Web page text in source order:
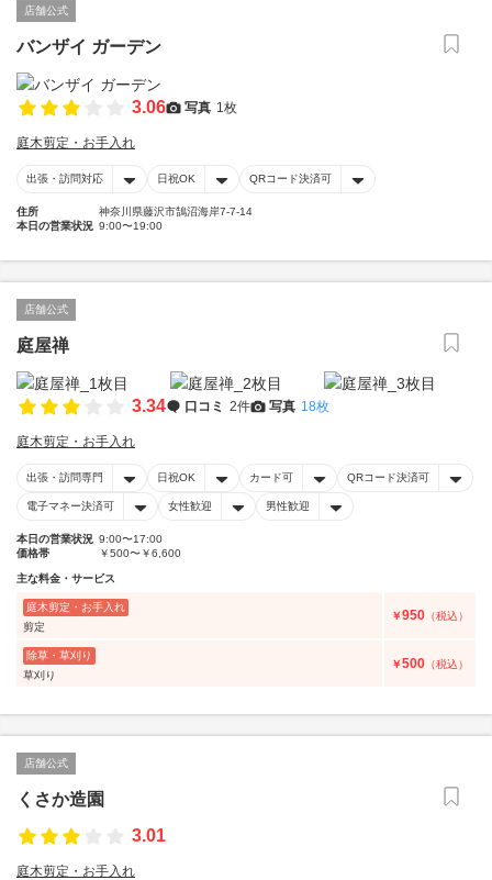
店舗公式
バンザイ ガーデン
3.06 写真 1枚
庭木剪定・お手入れ
出張・訪問対応 日祝OK QRコード決済可
住所
神奈川県藤沢市鵠沼海岸7-7-14
本日の営業状況 9:00〜19:00
店舗公式
庭屋禅
3.34 口コミ 2件 写真 18枚
庭木剪定・お手入れ
出張・訪問専門 日祝OK カード可 QRコード決済可
電子マネー決済可 女性歓迎 男性歓迎
本日の営業状況 9:00〜17:00
価格帯
￥500〜￥6,600
主な料金・サービス
庭木剪定・お手入れ
剪定
￥950 （税込）
除草・草刈り
草刈り
￥500 （税込）
店舗公式
くさか造園
3.01
庭木剪定・お手入れ